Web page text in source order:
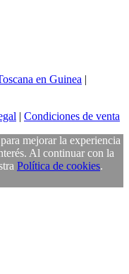
en Guinea |
| Condiciones de venta
mejorar la experiencia
Al continuar con la
Política de cookies.